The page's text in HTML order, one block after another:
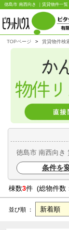
徳島市 南西向き ｜賃貸物件一
TOPページ 賃貸物件検
徳島市 南西向き
条件を
棟数3件 (総物件数
並び順 ：